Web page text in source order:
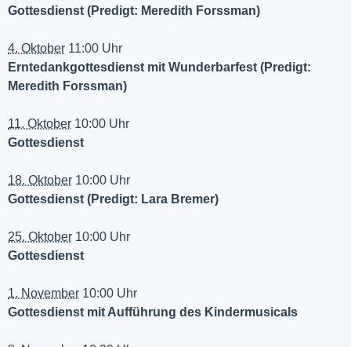
Gottesdienst (Predigt: Meredith Forssman)
4. Oktober 11:00 Uhr
Erntedankgottesdienst mit Wunderbarfest (Predigt:
Meredith Forssman)
11. Oktober 10:00 Uhr
Gottesdienst
18. Oktober 10:00 Uhr
Gottesdienst (Predigt: Lara Bremer)
25. Oktober 10:00 Uhr
Gottesdienst
1. November 10:00 Uhr
Gottesdienst mit Aufführung des Kindermusicals